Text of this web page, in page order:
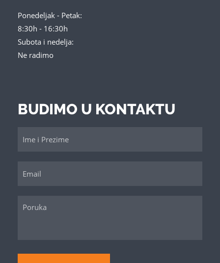
Ponedeljak - Petak:
8:30h - 16:30h
Subota i nedelja:
Ne radimo
BUDIMO U KONTAKTU